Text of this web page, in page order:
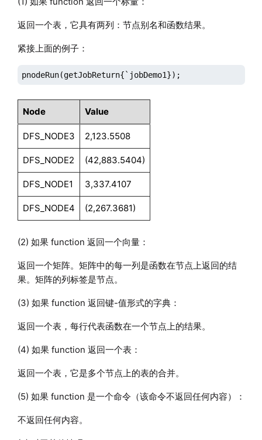
返回一个表，它具有两列：节点别名和函数结果。
紧接上面的例子：
pnodeRun(getJobReturn{`jobDemo1});
Node Value
DFS_NODE3 2,123.5508
DFS_NODE2 (42,883.5404)
DFS_NODE1 3,337.4107
DFS_NODE4 (2,267.3681)
(2) 如果 function 返回一个向量：
返回一个矩阵。矩阵中的每一列是函数在节点上返回的结
果。矩阵的列标签是节点。
(3) 如果 function 返回键-值形式的字典：
返回一个表，每行代表函数在一个节点上的结果。
(4) 如果 function 返回一个表：
返回一个表，它是多个节点上的表的合并。
(5) 如果 function 是一个命令（该命令不返回任何内容）：
不返回任何内容。